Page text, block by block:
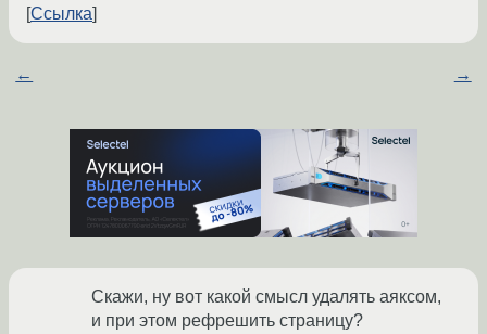
Ссылка
← →
Скажи, ну вот какой смысл удалять аяксом,
и при этом рефрешить страницу?